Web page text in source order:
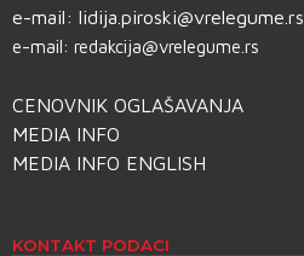
e-mail: lidija.piroski@vrelegume.rs
e-mail: redakcija@vrelegume.rs
CENOVNIK OGLAŠAVANJA
MEDIA INFO
MEDIA INFO ENGLISH
KONTAKT PODACI